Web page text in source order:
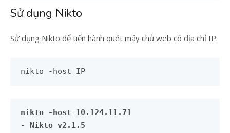
Sử dụng Nikto
Sử dụng Nikto để tiến hành quét máy chủ web có địa chỉ IP:
nikto -host IP
nikto -host 10.124.11.71
- Nikto v2.1.5